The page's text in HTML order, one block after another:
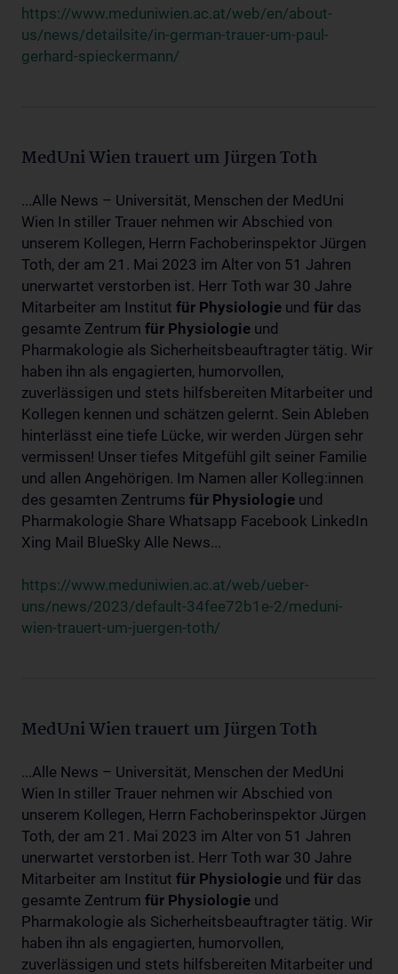
https://www.meduniwien.ac.at/web/en/about-
us/news/detailsite/in-german-trauer-um-paul-
gerhard-spieckermann/
MedUni Wien trauert um Jürgen Toth
...Alle News – Universität, Menschen der MedUni
Wien In stiller Trauer nehmen wir Abschied von
unserem Kollegen, Herrn Fachoberinspektor Jürgen
Toth, der am 21. Mai 2023 im Alter von 51 Jahren
unerwartet verstorben ist. Herr Toth war 30 Jahre
Mitarbeiter am Institut für Physiologie und für das
gesamte Zentrum für Physiologie und
Pharmakologie als Sicherheitsbeauftragter tätig. Wir
haben ihn als engagierten, humorvollen,
zuverlässigen und stets hilfsbereiten Mitarbeiter und
Kollegen kennen und schätzen gelernt. Sein Ableben
hinterlässt eine tiefe Lücke, wir werden Jürgen sehr
vermissen! Unser tiefes Mitgefühl gilt seiner Familie
und allen Angehörigen. Im Namen aller Kolleg:innen
des gesamten Zentrums für Physiologie und
Pharmakologie Share Whatsapp Facebook LinkedIn
Xing Mail BlueSky Alle News...
https://www.meduniwien.ac.at/web/ueber-
uns/news/2023/default-34fee72b1e-2/meduni-
wien-trauert-um-juergen-toth/
MedUni Wien trauert um Jürgen Toth
...Alle News – Universität, Menschen der MedUni
Wien In stiller Trauer nehmen wir Abschied von
unserem Kollegen, Herrn Fachoberinspektor Jürgen
Toth, der am 21. Mai 2023 im Alter von 51 Jahren
unerwartet verstorben ist. Herr Toth war 30 Jahre
Mitarbeiter am Institut für Physiologie und für das
gesamte Zentrum für Physiologie und
Pharmakologie als Sicherheitsbeauftragter tätig. Wir
haben ihn als engagierten, humorvollen,
zuverlässigen und stets hilfsbereiten Mitarbeiter und